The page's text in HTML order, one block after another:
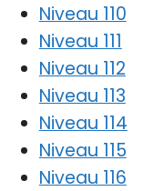
Niveau 110
Niveau 111
Niveau 112
Niveau 113
Niveau 114
Niveau 115
Niveau 116